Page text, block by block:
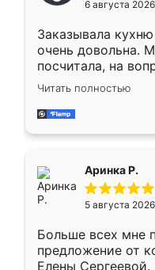
мебели буду6 августа 2026
Заказывала
очень довольна.
посчитала, на
Замерщик
делу со всей
за день, ребята
Читать полностью
Аринка Р.
5 августа 2026
Больше всех мне
предложение от
Елены